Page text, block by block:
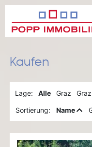
Kaufen
Lage: Alle Graz
Sortierung: Name